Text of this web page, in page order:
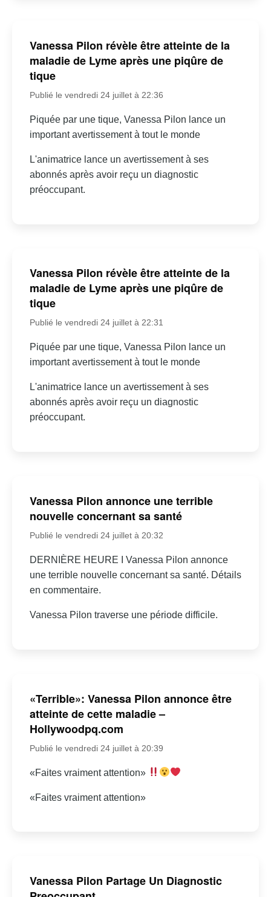
Vanessa Pilon révèle être atteinte de la
maladie de Lyme après une piqûre de
tique
Publié le vendredi 24 juillet à 22:36
Piquée par une tique, Vanessa Pilon lance un
important avertissement à tout le monde
L'animatrice lance un avertissement à ses
abonnés après avoir reçu un diagnostic
préoccupant.
Vanessa Pilon révèle être atteinte de la
maladie de Lyme après une piqûre de
tique
Publié le vendredi 24 juillet à 22:31
Piquée par une tique, Vanessa Pilon lance un
important avertissement à tout le monde
L'animatrice lance un avertissement à ses
abonnés après avoir reçu un diagnostic
préoccupant.
Vanessa Pilon annonce une terrible
nouvelle concernant sa santé
Publié le vendredi 24 juillet à 20:32
DERNIÈRE HEURE I Vanessa Pilon annonce
une terrible nouvelle concernant sa santé. Détails
en commentaire.
Vanessa Pilon traverse une période difficile.
«Terrible»: Vanessa Pilon annonce être
atteinte de cette maladie –
Hollywoodpq.com
Publié le vendredi 24 juillet à 20:39
«Faites vraiment attention»
«Faites vraiment attention»
Vanessa Pilon Partage Un Diagnostic